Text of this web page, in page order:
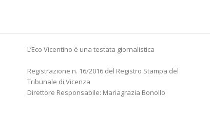
L’Eco Vicentino è una testata giornalistica
Registrazione n. 16/2016 del Registro Stampa del
Tribunale di Vicenza
Direttore Responsabile: Mariagrazia Bonollo